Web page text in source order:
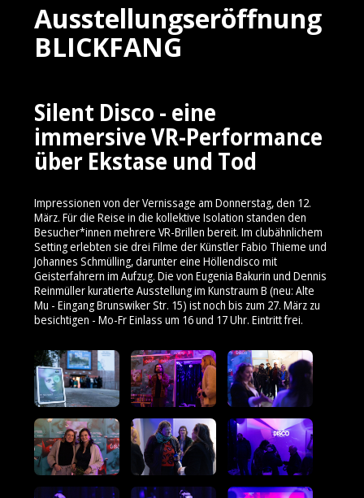
Ausstellungseröffnung
BLICKFANG
Silent Disco - eine
immersive VR-Performance
über Ekstase und Tod
Impressionen von der Vernissage am Donnerstag, den 12.
März. Für die Reise in die kollektive Isolation standen den
Besucher*innen mehrere VR-Brillen bereit. Im clubähnlichem
Setting erlebten sie drei Filme der Künstler Fabio Thieme und
Johannes Schmülling, darunter eine Höllendisco mit
Geisterfahrern im Aufzug. Die von Eugenia Bakurin und Dennis
Reinmüller kuratierte Ausstellung im Kunstraum B (neu: Alte
Mu - Eingang Brunswiker Str. 15) ist noch bis zum 27. März zu
besichtigen - Mo-Fr Einlass um 16 und 17 Uhr. Eintritt frei.